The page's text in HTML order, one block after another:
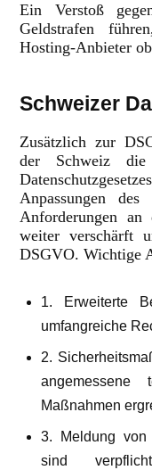
Ein Verstoß
Geldstrafen
Hosting-Anbieter
Schweizer
Zusätzlich zur
der Schweiz die
Anpassungen
Anforderungen
weiter verschärft
DSGVO. Wichtige
1. Erweiterte
umfangreiche
2.
angemessene
Maßnahmen
3. Meldung von
sind